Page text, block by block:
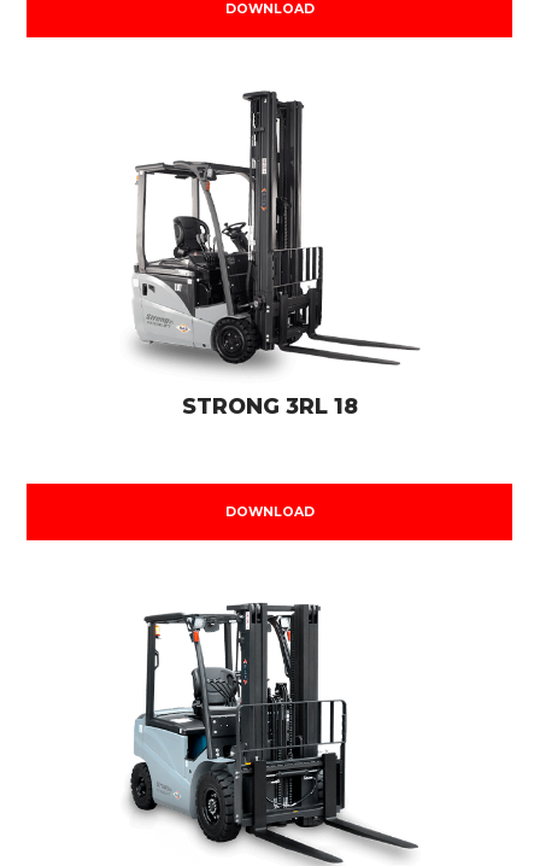
DOWNLOAD
STRONG 3RL 18
DOWNLOAD